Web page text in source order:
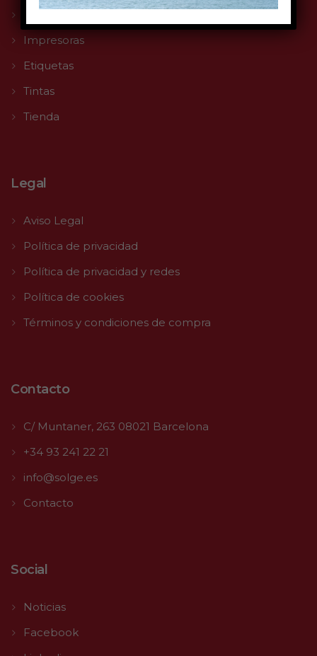
Impresoras
Etiquetas
Tintas
Tienda
Legal
Aviso Legal
Política de privacidad
Política de privacidad y redes
Política de cookies
Términos y condiciones de compra
Contacto
C/ Muntaner, 263 08021 Barcelona
+34 93 241 22 21
info@solge.es
Contacto
Social
Noticias
Facebook